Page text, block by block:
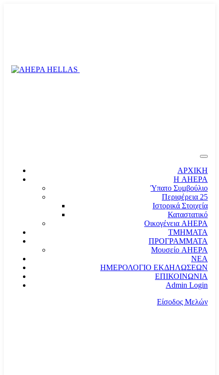
ΑΡΧΙΚΗ
Η AHEPA
Ύπατο Συµβούλιο
Περιφέρεια 25
Ιστορικά Στοιχεία
Καταστατικό
Οικογένεια AHEPA
ΤΜΗΜΑΤΑ
ΠΡΟΓΡΑΜΜΑΤΑ
Μουσείο AHEPA
ΝΕΑ
ΗΜΕΡΟΛΟΓΙΟ ΕΚΔΗΛΩΣΕΩΝ
ΕΠΙΚΟΙΝΩΝΙΑ
Admin Login
Είσοδος Μελών